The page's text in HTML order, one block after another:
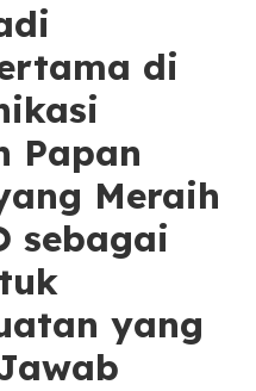
di
Papan
Meraih
sebagai
yang